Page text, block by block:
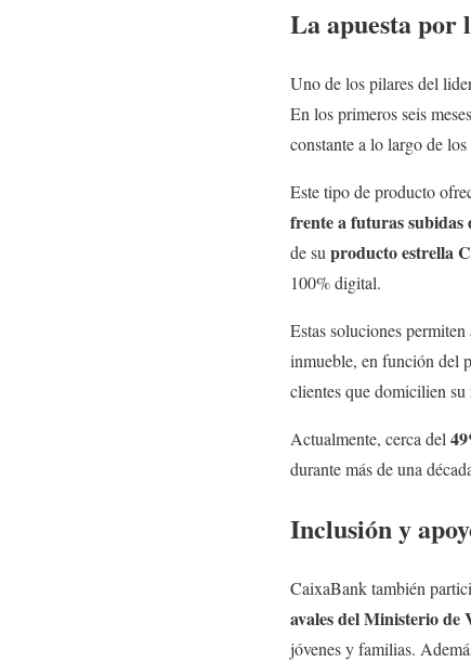
La apuesta por
Uno de los pilares del
En los primeros seis
constante a lo largo de
Este tipo de producto
frente a futuras subidas
de su producto estrella
100% digital.
Estas soluciones
inmueble, en función del
clientes que domicilien
Actualmente, cerca del
durante más de una
Inclusión y
CaixaBank también
avales del Ministerio
jóvenes y familias.